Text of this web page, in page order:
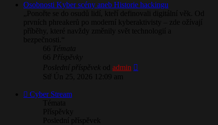
Osobnosti Kyber scény aneb Historie hackingu
„Ponořte se do osudů lidí, kteří definovali digitální věk. Od
prvních phreakerů po moderní kyberaktivisty – zde ožívají
příběhy, které navždy změnily svět technologií a
bezpečnosti.“
66 Témata
66 Příspěvky
Poslední příspěvek od admin
Stř Ún 25, 2026 12:09 am
Cyber Stream
Témata
Příspěvky
Poslední příspěvek